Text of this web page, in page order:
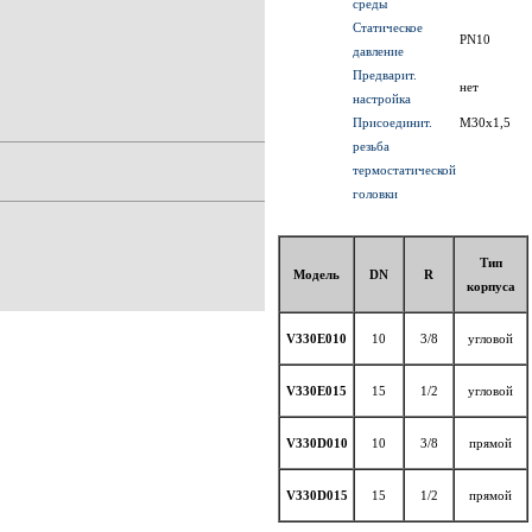
среды
Статическое
давление
PN10
Предварит.
настройка
нет
Присоединит.
резьба
термостатической
головки
M30x1,5
Модель DN R
Тип
корпуса
V330E010 10 3/8 угловой
V330E015 15 1/2 угловой
V330D010 10 3/8 прямой
V330D015 15 1/2 прямой